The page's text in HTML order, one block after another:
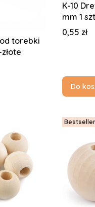
torebki
K-10
mm 1 szt
Cena
0,55 zł
Do
Bestseller